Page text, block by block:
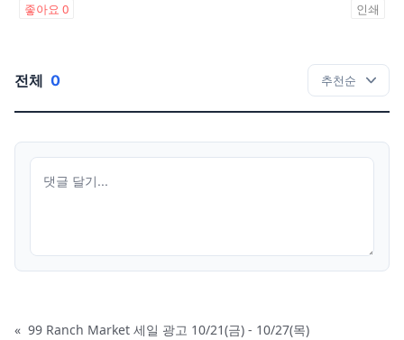
좋아요 0 인쇄
전체 0
« 99 Ranch Market 세일 광고 10/21(금) - 10/27(목)